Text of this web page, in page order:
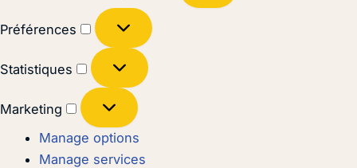
Préférences
Statistiques
Marketing
Manage options
Manage services